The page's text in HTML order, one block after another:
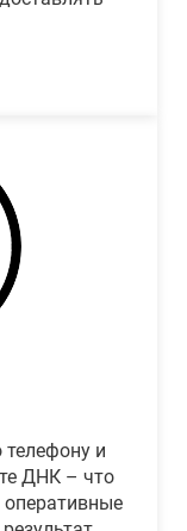
и
ДНК – что
оперативные